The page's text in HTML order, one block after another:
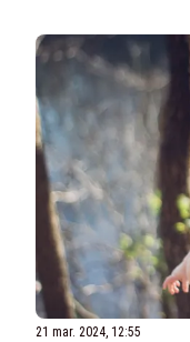
21 mar. 2024, 12:55